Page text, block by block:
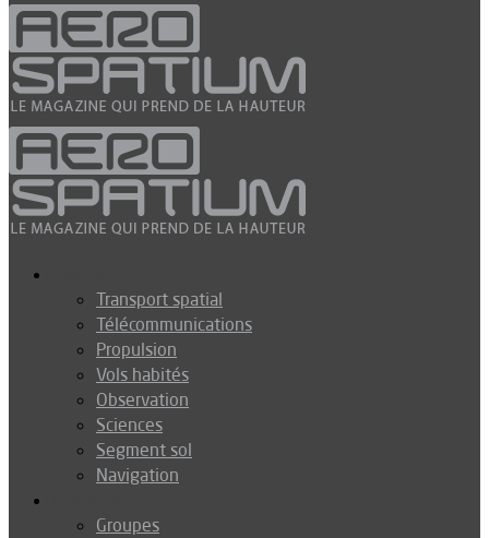
Transport spatial
Télécommunications
Propulsion
Vols habités
Observation
Sciences
Segment sol
Navigation
Groupes